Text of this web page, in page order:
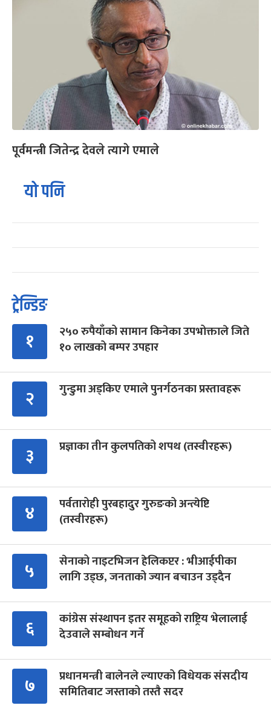
पूर्वमन्त्री जितेन्द्र देवले त्यागे एमाले
यो पनि
ट्रेन्डिङ
१
२५० रुपैयाँको सामान किनेका उपभोक्ताले जिते
१० लाखको बम्पर उपहार
२ गुन्डुमा अड्किए एमाले पुनर्गठनका प्रस्तावहरू
३ प्रज्ञाका तीन कुलपतिको शपथ (तस्वीरहरू)
४
पर्वतारोही पुरबहादुर गुरुङको अन्त्येष्टि
(तस्वीरहरू)
५
सेनाको नाइटभिजन हेलिकप्टर : भीआईपीका
लागि उड्छ, जनताको ज्यान बचाउन उड्दैन
६
कांग्रेस संस्थापन इतर समूहको राष्ट्रिय भेलालाई
देउवाले सम्बोधन गर्ने
७
प्रधानमन्त्री बालेनले ल्याएको विधेयक संसदीय
समितिबाट जस्ताको तस्तै सदर